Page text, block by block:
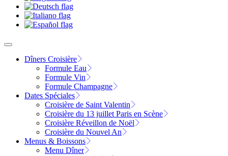
Dîners Croisière
Formule Eau
Formule Vin
Formule Champagne
Dates Spéciales
Croisière de Saint Valentin
Croisière du 13 juillet Paris en Scène
Croisière Réveillon de Noël
Croisière du Nouvel An
Menus & Boissons
Menu Dîner